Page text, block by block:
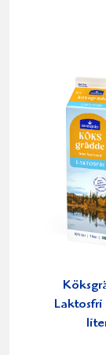
Laktosfri